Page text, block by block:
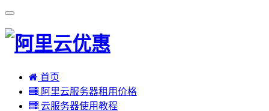
首页
阿里云服务器租用价格
云服务器使用教程